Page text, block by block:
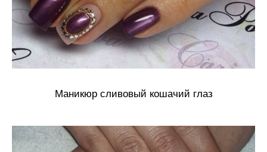
Маникюр сливовый кошачий глаз